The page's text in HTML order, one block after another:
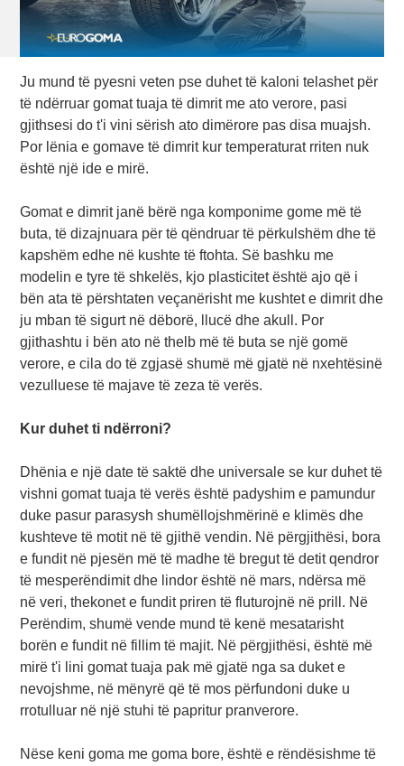
Ju mund të pyesni veten pse duhet të kaloni telashet për
të ndërruar gomat tuaja të dimrit me ato verore, pasi
gjithsesi do t'i vini sërish ato dimërore pas disa muajsh.
Por lënia e gomave të dimrit kur temperaturat rriten nuk
është një ide e mirë.
Gomat e dimrit janë bërë nga komponime gome më të
buta, të dizajnuara për të qëndruar të përkulshëm dhe të
kapshëm edhe në kushte të ftohta. Së bashku me
modelin e tyre të shkelës, kjo plasticitet është ajo që i
bën ata të përshtaten veçanërisht me kushtet e dimrit dhe
ju mban të sigurt në dëborë, llucë dhe akull. Por
gjithashtu i bën ato në thelb më të buta se një gomë
verore, e cila do të zgjasë shumë më gjatë në nxehtësinë
vezulluese të majave të zeza të verës.
Kur duhet ti ndërroni?
Dhënia e një date të saktë dhe universale se kur duhet të
vishni gomat tuaja të verës është padyshim e pamundur
duke pasur parasysh shumëllojshmërinë e klimës dhe
kushteve të motit në të gjithë vendin. Në përgjithësi, bora
e fundit në pjesën më të madhe të bregut të detit qendror
të mesperëndimit dhe lindor është në mars, ndërsa më
në veri, thekonet e fundit priren të fluturojnë në prill. Në
Perëndim, shumë vende mund të kenë mesatarisht
borën e fundit në fillim të majit. Në përgjithësi, është më
mirë t'i lini gomat tuaja pak më gjatë nga sa duket e
nevojshme, në mënyrë që të mos përfundoni duke u
rrotulluar në një stuhi të papritur pranverore.
Nëse keni goma me goma bore, është e rëndësishme të